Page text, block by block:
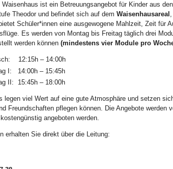
Waisenhaus ist ein Betreuungsangebot für Kinder aus
Theodor und befindet sich auf demWaisenhausareal
bietet Schüler*innen eine ausgewogene Mahlzeit, Zeit für
Es werden von Montag bis Freitag täglich drei
werden können (mindestens vier Module pro
12:15h – 14:00h
I: 14:00h – 15:45h
II: 15:45h – 18:00h
legen viel Wert auf eine gute Atmosphäre und setzen
Freundschaften pflegen können. Die Angebote werden
angeboten werden.
erhalten Sie direkt über die Leitung: